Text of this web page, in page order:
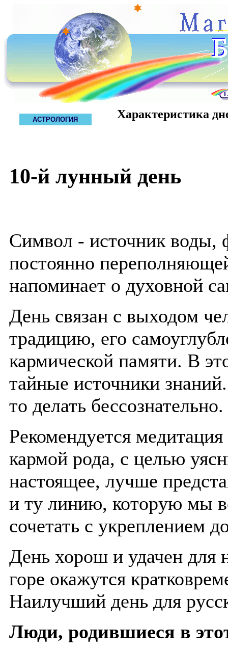
АСТРОЛОГИЯ Характеристика
10-й лунный день
Символ - источник воды,
постоянно
напоминает о духовной
День связан с выходом
традицию, его
кармической памяти. В
тайные источники
то делать бессознательно.
Рекомендуется
кармой рода, с целью
настоящее, лучше
и ту линию, которую мы
сочетать с укреплением
День хорош и удачен для
горе окажутся
Наилучший день для
Люди, родившиеся в